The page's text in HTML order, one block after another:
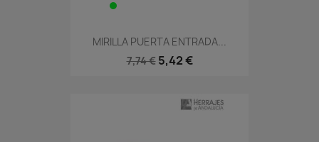
MIRILLA PUERTA ENTRADA...
7,74 € 5,42 €